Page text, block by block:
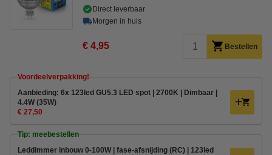
Direct leverbaar
Morgen in huis
€ 4,95 Bestellen
Voordeelverpakking!
Aanbieding: 6x 123led GU5.3 LED spot | 2700K | Dimbaar |
4.4W (35W)
€ 27,50
Tip: meebestellen
Leddimmer inbouw 0-100W | fase-afsnijding (RC) | 123led